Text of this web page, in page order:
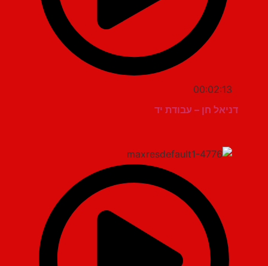
00:02:13
דניאל חן – עבודת יד